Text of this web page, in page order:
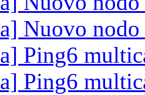
Nuovo nodo
Ping6
Ping6